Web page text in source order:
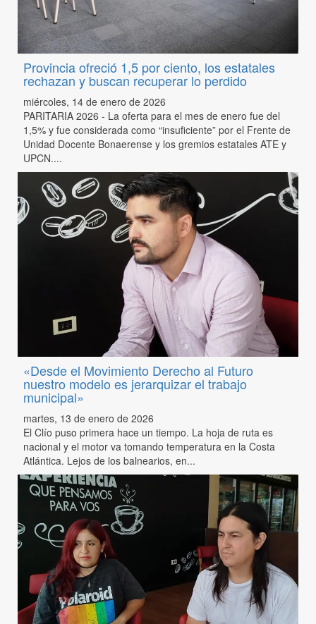
Provincia ofreció 1,5 por ciento, los estatales
rechazan y buscan recuperar lo perdido
miércoles, 14 de enero de 2026
PARITARIA 2026 - La oferta para el mes de enero fue del
1,5% y fue considerada como “insuficiente” por el Frente de
Unidad Docente Bonaerense y los gremios estatales ATE y
UPCN....
«Desde el Movimiento Derecho al Futuro
nuestro modelo es jerarquizar el trabajo
municipal»
martes, 13 de enero de 2026
El Clío puso primera hace un tiempo. La hoja de ruta es
nacional y el motor va tomando temperatura en la Costa
Atlántica. Lejos de los balnearios, en...